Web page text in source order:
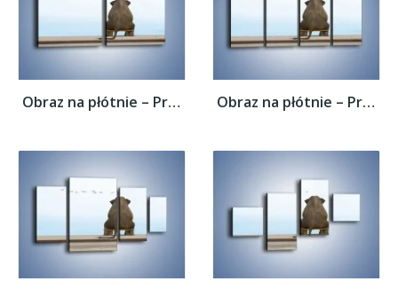
Obraz na płótnie – Przemyślenia słonia w... Obraz na płótnie – Przemyślenia słonia w...